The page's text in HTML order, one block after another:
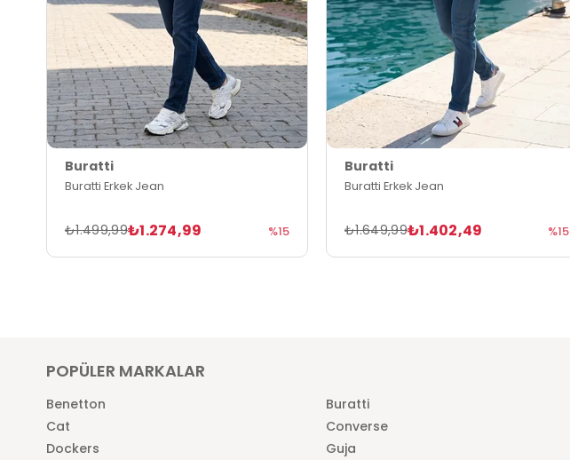
Buratti
Buratti Erkek Jean
₺1.274,99
₺1.499,99 %15
Buratti
Buratti Erkek Jean
₺1.402,49
₺1.649,99 %15
POPÜLER MARKALAR
Benetton
Buratti
Cat
Converse
Dockers
Guja